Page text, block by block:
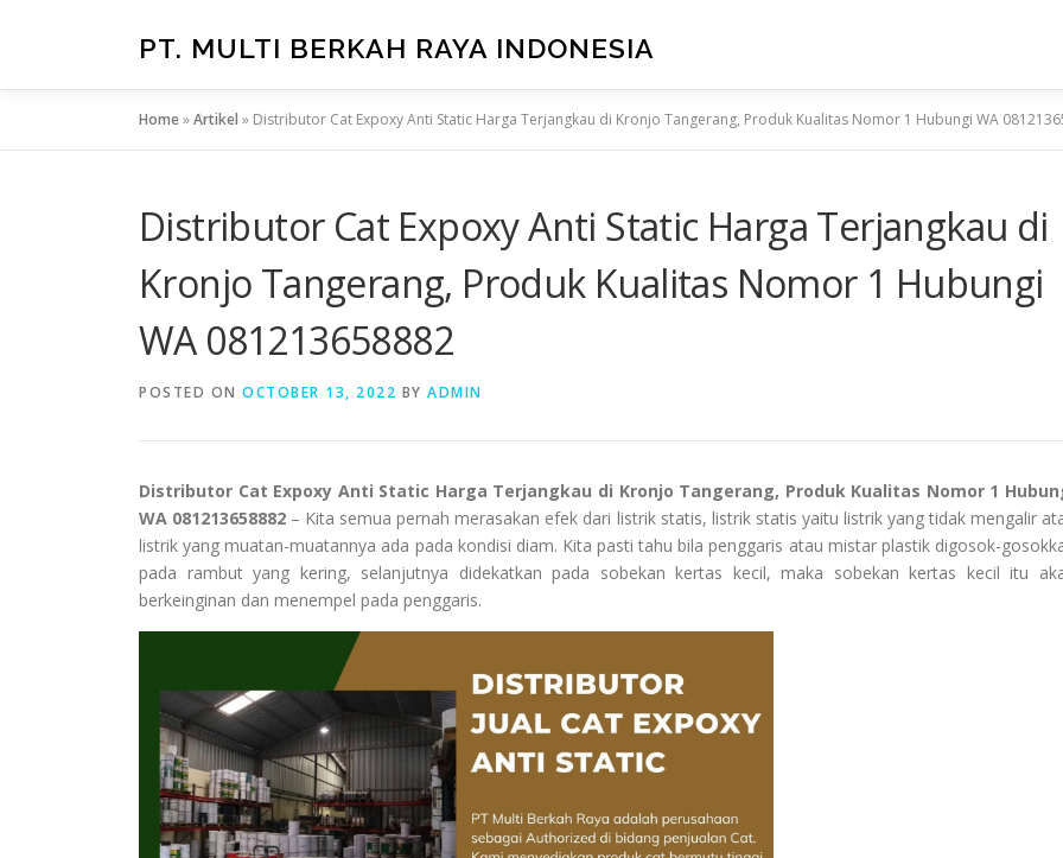
PT. MULTI BERKAH RAYA INDONESIA
Home»Artikel » Distributor Cat Expoxy Anti Static Harga Terjangkau di Kronjo Tangerang, Produk Kualitas Nomor 1 Hubungi WA
Distributor Cat Expoxy Anti Static Harga Terjangkau di
Kronjo Tangerang, Produk Kualitas Nomor 1 Hubungi
WA 081213658882
POSTED ON OCTOBER 13, 2022 BY ADMIN
Distributor Cat Expoxy Anti Static Harga Terjangkau di Kronjo Tangerang, Produk Kualitas Nomor 1
WA 081213658882 – Kita semua pernah merasakan efek dari listrik statis, listrik statis yaitu listrik yang tidak mengalir
listrik yang muatan-muatannya ada pada kondisi diam. Kita pasti tahu bila penggaris atau mistar plastik digosok-
pada rambut yang kering, selanjutnya didekatkan pada sobekan kertas kecil, maka sobekan kertas kecil itu
berkeinginan dan menempel pada penggaris.